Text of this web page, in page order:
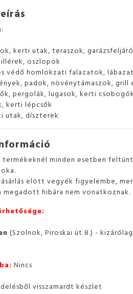
kerti utak, teraszok,
oszlopok
védő homlokzati falazatok,
padok, növénytámaszok, grill
pergolák, lugasok, kerti
kerti lépcsők
utak, díszterek
minden esetben
elött vegyék figyelembe,
hibára nem vonatkoznak.
(Szolnok, Piroskai út 8.) -
Nincs
visszamardt készlet